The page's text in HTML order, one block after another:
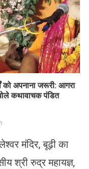
को अपनाना जरूरी: आगरा
कथावाचक पंडित
मंदिर, बूढ़ी का
श्री रुद्र महायज्ञ,